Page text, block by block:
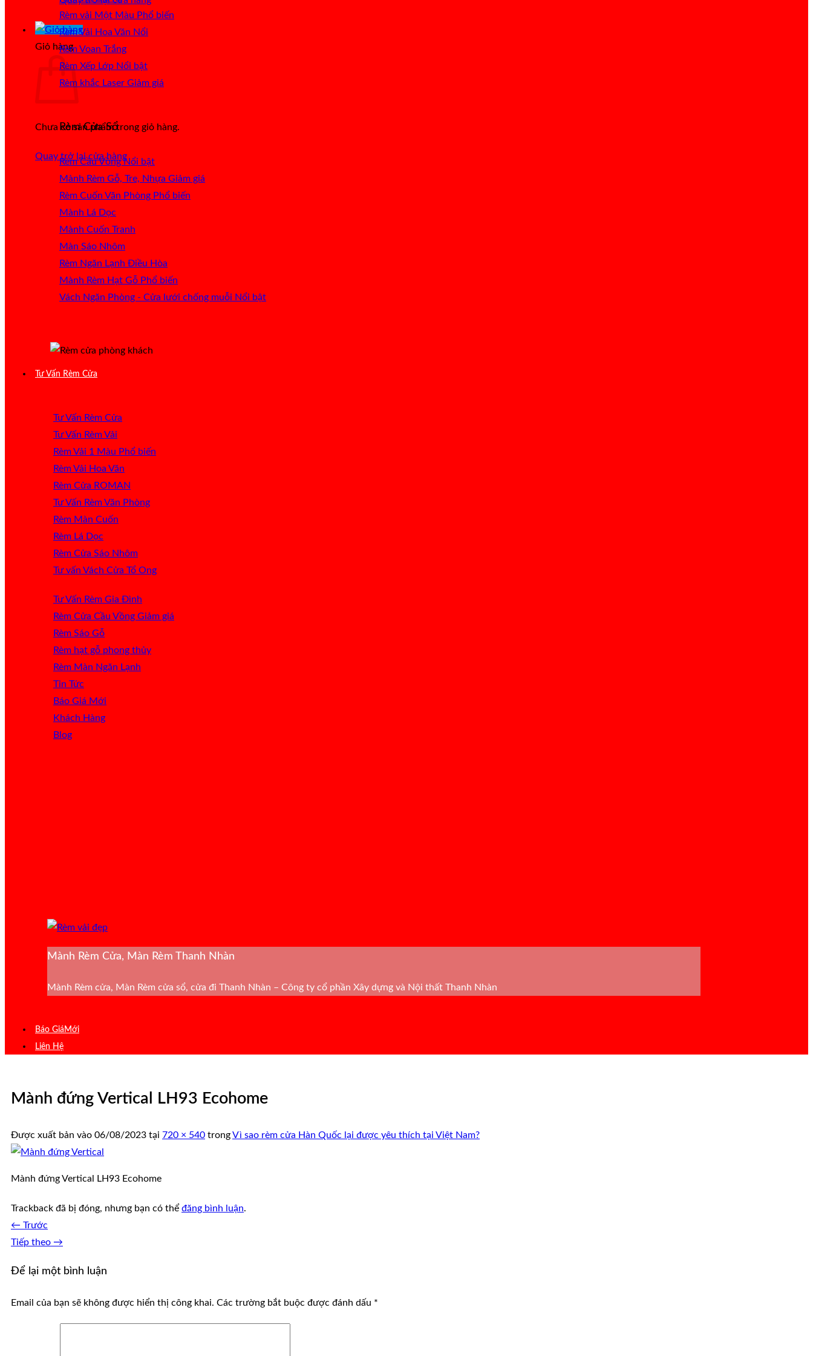
Giỏ hàng
Chưa có sản phẩm trong giỏ hàng.
Quay trở lại cửa hàng
Rèm vải Một Màu
Rèm Vải Hoa Văn Nổi
Rèm Voan Trắng
Rèm Xếp Lớp
Rèm khắc Laser
Rèm Cửa Sổ
Rèm Cầu Vồng
Mành Rèm Gỗ, Tre, Nhựa
Rèm Cuốn Văn Phòng
Mành Lá Dọc
Mành Cuốn Tranh
Màn Sáo Nhôm
Rèm Ngăn Lạnh Điều Hòa
Mành Rèm Hạt Gỗ
Vách Ngăn Phòng - Cửa lưới chống muỗi
Tư Vấn Rèm Cửa
Tư Vấn Rèm Cửa
Tư Vấn Rèm Vải
Rèm Vải 1 Màu
Rèm Vải Hoa Văn
Rèm Cửa ROMAN
Tư Vấn Rèm Văn Phòng
Rèm Màn Cuốn
Rèm Lá Dọc
Rèm Cửa Sáo Nhôm
Tư vấn Vách Cửa Tổ Ong
Tư Vấn Rèm Gia Đình
Rèm Cửa Cầu Vồng
Rèm Sáo Gỗ
Rèm hạt gỗ phong thủy
Rèm Màn Ngăn Lạnh
Tin Tức
Báo Giá
Khách Hàng
Blog
Mành Rèm Cửa, Màn Rèm Thanh Nhàn
Mành Rèm cửa, Màn Rèm cửa sổ, cửa đi Thanh Nhàn – Công ty cổ phần Xây dựng và Nội thất Thanh Nhàn
Báo Giá
Liên Hệ
Mành đứng Vertical LH93 Ecohome
Được xuất bản vào 06/08/2023 tại 720 × 540 trongVì sao rèm cửa Hàn Quốc lại được yêu thích tại Việt Nam?
Mành đứng Vertical LH93 Ecohome
Trackback đã bị đóng, nhưng bạn có thể đăng bình luận.
← Trước
Tiếp theo →
Để lại một bình luận
Email của bạn sẽ không được hiển thị công khai. Các trường bắt buộc được đánh dấu *